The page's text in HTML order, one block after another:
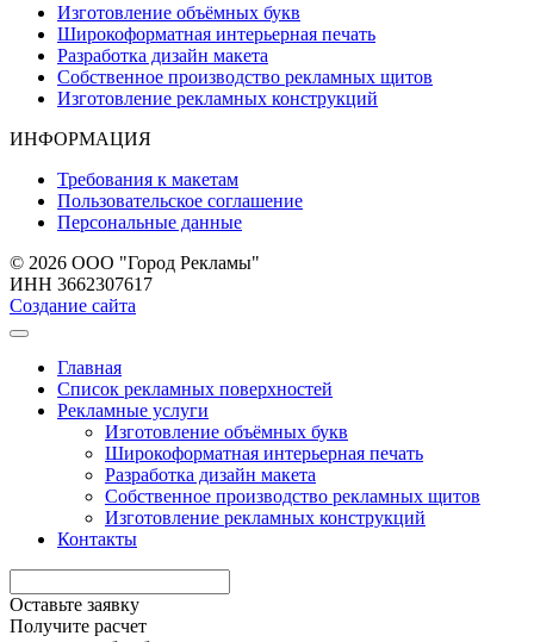
Изготовление объёмных букв
Широкоформатная интерьерная печать
Разработка дизайн макета
Собственное производство рекламных щитов
Изготовление рекламных конструкций
ИНФОРМАЦИЯ
Требования к макетам
Пользовательское соглашение
Персональные данные
© 2026 ООО "Город Рекламы"
ИНН 3662307617
Создание сайта
Главная
Список рекламных поверхностей
Рекламные услуги
Изготовление объёмных букв
Широкоформатная интерьерная печать
Разработка дизайн макета
Собственное производство рекламных щитов
Изготовление рекламных конструкций
Контакты
Оставьте заявку
Получите расчет